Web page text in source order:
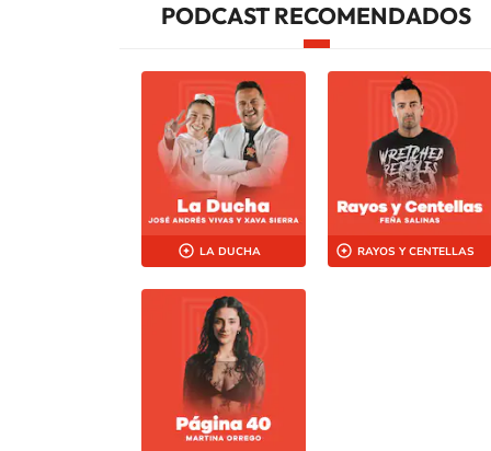
PODCAST RECOMENDADOS
LA DUCHA RAYOS Y CENTELLAS